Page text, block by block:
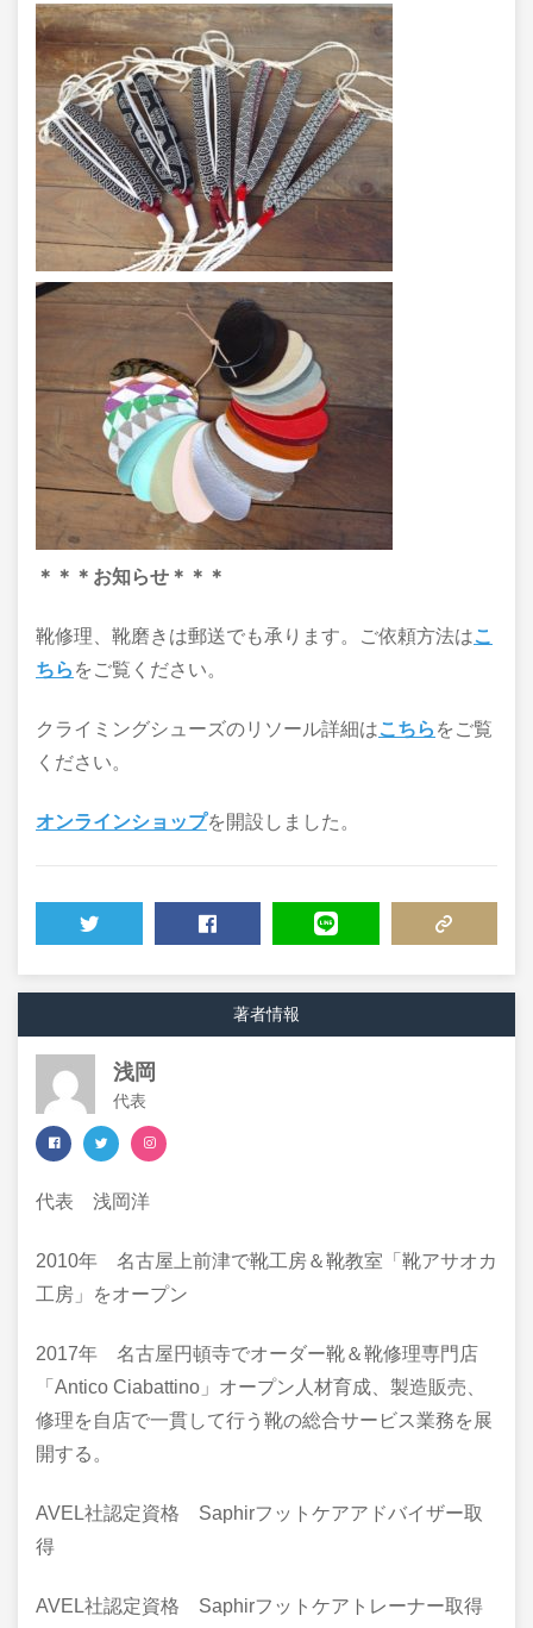
＊＊＊お知らせ＊＊＊
靴修理、靴磨きは郵送でも承ります。ご依頼方法はこ
ちら をご覧ください。
クライミングシューズのリソール詳細はこちら をご覧
ください。
オンラインショップを開設しました。
著者情報
浅岡
代表
代表 浅岡洋
​2010年 名古屋上前津で靴工房＆靴教室「靴アサオカ
工房」をオープン
2017年 名古屋円頓寺でオーダー靴＆靴修理専門店
「Antico Ciabattino」オープン人材育成、製造販売、
修理を自店で一貫して行う靴の総合サービス業務を展
開する。
AVEL社認定資格 Saphirフットケアアドバイザー取
得
AVEL社認定資格 Saphirフットケアトレーナー取得